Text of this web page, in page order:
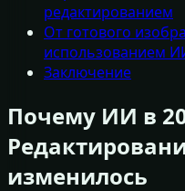
редактированием
От готового
использованием
Заключение
Почему ИИ в
изменилось